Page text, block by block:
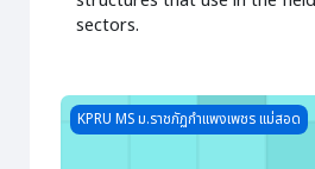
sectors.
Course image ภาษาอังกฤษพื้นฐาน
KPRU MS ม.ราชภัฏกำแพงเพชร แม่สอด